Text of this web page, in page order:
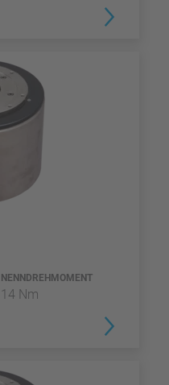
NENNDREHMOMENT
14 Nm